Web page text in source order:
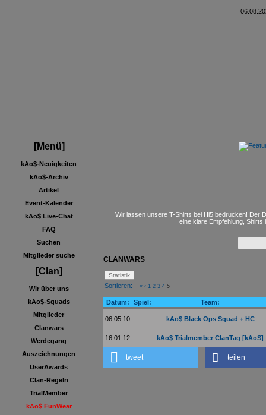
[Menü]
kAo$-Neuigkeiten
kAo$-Archiv
Artikel
Event-Kalender
kAo$ Live-Chat
FAQ
Suchen
Mitglieder suche
[Clan]
Wir über uns
kAo$-Squads
Mitglieder
Clanwars
Werdegang
Auszeichnungen
UserAwards
Clan-Regeln
TrialMember
kAo$ FunWear
Wir lassen unsere T-Shirts bei Hi5 bedrucken! Der
eine klare Empfehlung,
CLANWARS
Sortieren: « ‹ 1 2 3 4 5
Datum: Spiel: Team:
06.05.10 kAo$ Black Ops Squad + HC
16.01.12 kAo$ Trialmember ClanTag [kAoS]
tweet teilen